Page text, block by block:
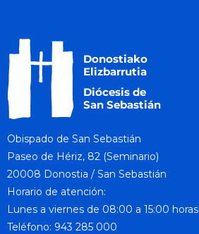
Obispado de San Sebastián
Paseo de Hériz, 82 (Seminario)
20008 Donostia / San Sebastián
Horario de atención:
Lunes a viernes de 08:00 a 15:00 horas
Teléfono: 943 285 000